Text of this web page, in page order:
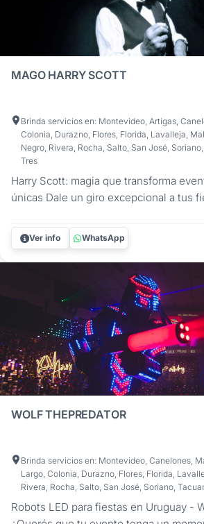
MAGO HARRY SCOTT
Brinda servicios en: Montevideo, Artigas,
Colonia, Durazno, Flores, Florida, Lavalleja,
Negro, Rivera, Rocha, Salto, San José,
Tres
Harry Scott: magia que transforma
únicas Dale un giro excepcional a tus
impresionar y unir a tus invitados de
Perfecto para todo tipo de eventos y
Scott es un experto en...
Ver info WhatsApp
WOLF THEPREDATOR
Brinda servicios en: Montevideo, Canelones,
Largo, Colonia, Durazno, Flores, Florida,
Rivera, Rocha, Salto, San José, Soriano,
Robots LED para fiestas en Uruguay -